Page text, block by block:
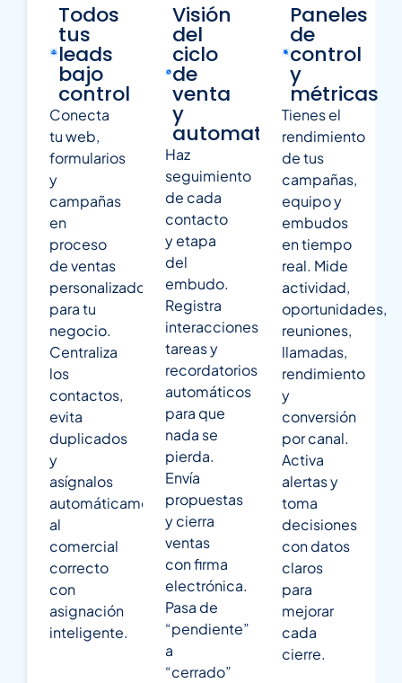
Todos
tus
leads
bajo
control
Conecta
tu web,
formularios
y
campañas
en
proceso
de ventas
personalizado
para tu
negocio.
Centraliza
los
contactos,
evita
duplicados
y
asígnalos
automáticamente
al
comercial
correcto
con
asignación
inteligente.
Visión
del
ciclo
de
venta
y
automatizaciones
Haz
seguimiento
de cada
contacto
y etapa
del
embudo.
Registra
interacciones,
tareas y
recordatorios
automáticos
para que
nada se
pierda.
Envía
propuestas
y cierra
ventas
con firma
electrónica.
Pasa de
“pendiente”
a
“cerrado”
Paneles
de
control
y
métricas
Tienes el
rendimiento
de tus
campañas,
equipo y
embudos
en tiempo
real. Mide
actividad,
oportunidades,
reuniones,
llamadas,
rendimiento
y
conversión
por canal.
Activa
alertas y
toma
decisiones
con datos
claros
para
mejorar
cada
cierre.